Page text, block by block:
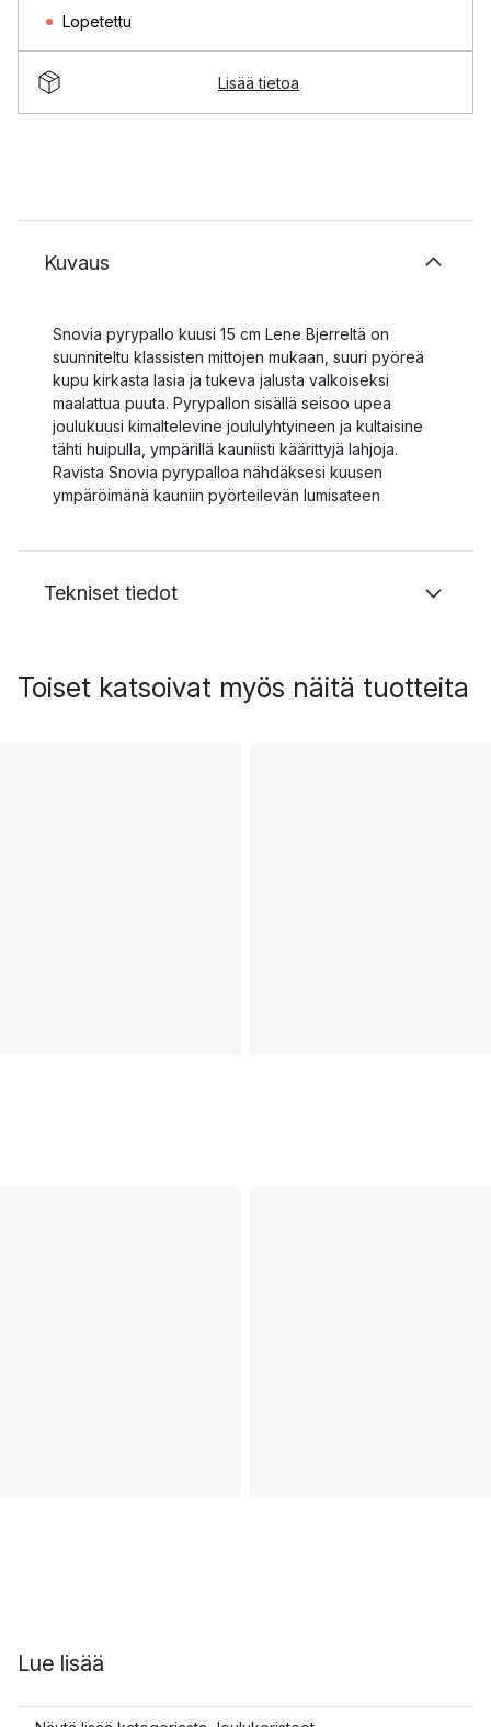
Lopetettu
Lisää tietoa
Kuvaus
Snovia pyrypallo kuusi 15 cm Lene Bjerreltä on
suunniteltu klassisten mittojen mukaan, suuri pyöreä
kupu kirkasta lasia ja tukeva jalusta valkoiseksi
maalattua puuta. Pyrypallon sisällä seisoo upea
joulukuusi kimaltelevine joululyhtyineen ja kultaisine
tähti huipulla, ympärillä kauniisti käärittyjä lahjoja.
Ravista Snovia pyrypalloa nähdäksesi kuusen
ympäröimänä kauniin pyörteilevän lumisateen
Tekniset tiedot
Toiset katsoivat myös näitä tuotteita
Lue lisää